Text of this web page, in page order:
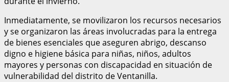
Inmediatamente, se movilizaron los recursos necesarios
y se organizaron las áreas involucradas para la entrega
de bienes esenciales que aseguren abrigo, descanso
digno e higiene básica para niñas, niños, adultos
mayores y personas con discapacidad en situación de
vulnerabilidad del distrito de Ventanilla.